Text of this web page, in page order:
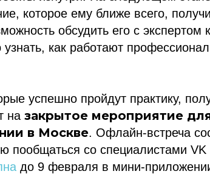
которое ему ближе всего,
обсудить его с
узнать, как работают
успешно пройдут практику,
на закрытое мероприятие
в Москве. Офлайн-встреча
пообщаться со специалистами VK
до 9 февраля в мини-